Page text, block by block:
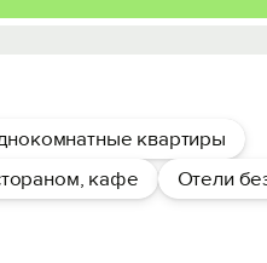
квартиры
кафе
Отели